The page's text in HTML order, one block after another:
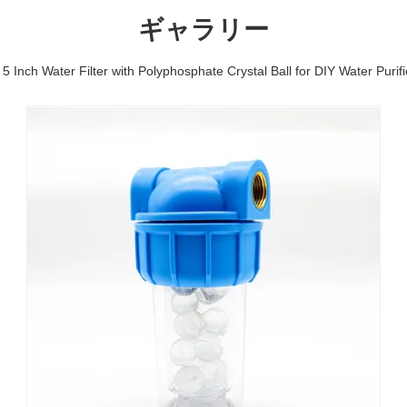
ギャラリー
5 Inch Water Filter with Polyphosphate Crystal Ball for DIY Water